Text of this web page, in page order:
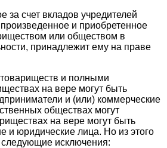
за счет вкладов учредителей
и приобретенное
или обществом в
принадлежит ему на праве
и полными
на вере могут быть
и (или) коммерческие
обществах могут
на вере могут быть
и юридические лица. Но из этого
исключения: